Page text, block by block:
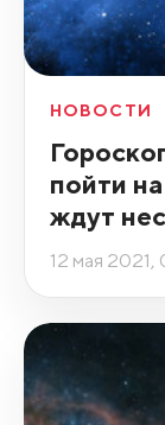
НОВОСТИ
пойти
ждут
12 мая 2021,